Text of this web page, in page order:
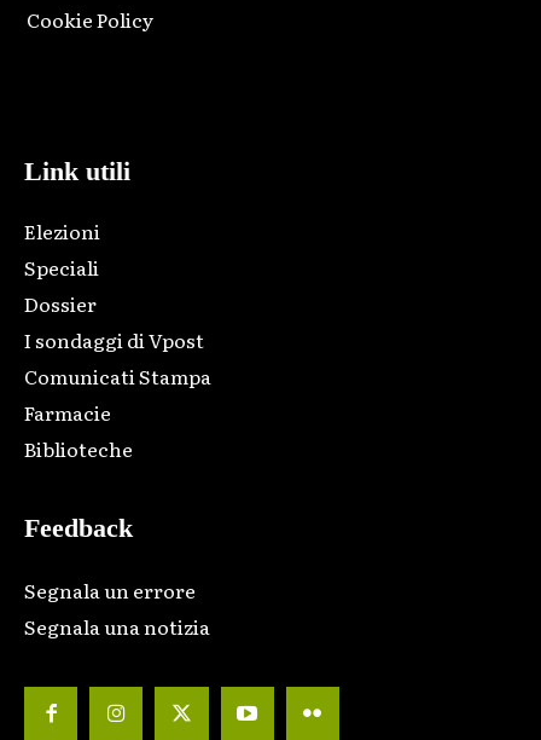
Cookie Policy
Link utili
Elezioni
Speciali
Dossier
I sondaggi di Vpost
Comunicati Stampa
Farmacie
Biblioteche
Feedback
Segnala un errore
Segnala una notizia